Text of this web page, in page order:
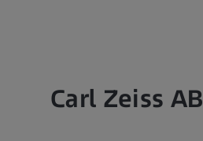
Carl Zeiss AB